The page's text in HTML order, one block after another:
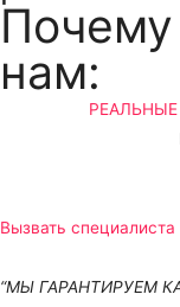
нам:
РЕАЛЬНЫЕ
Вызвать специалиста
“МЫ ГАРАНТИРУЕМ